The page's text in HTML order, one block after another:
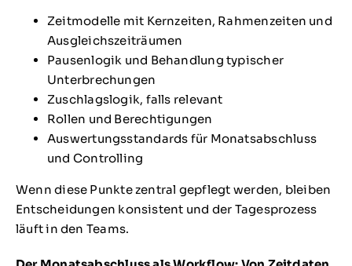
Zeitmodelle mit Kernzeiten, Rahmenzeiten und
Ausgleichszeiträumen
Pausenlogik und Behandlung typischer
Unterbrechungen
Zuschlagslogik, falls relevant
Rollen und Berechtigungen
Auswertungsstandards für Monatsabschluss
und Controlling
Wenn diese Punkte zentral gepflegt werden, bleiben
Entscheidungen konsistent und der Tagesprozess
läuft in den Teams.